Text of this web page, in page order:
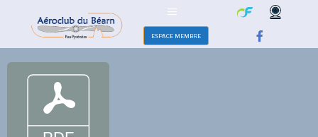
ESPACE MEMBRE